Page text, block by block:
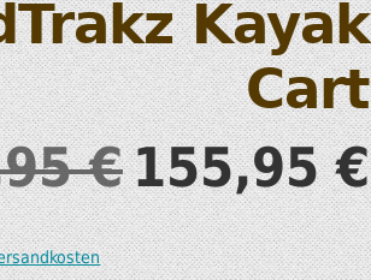
Kayak
Cart
€155,95€